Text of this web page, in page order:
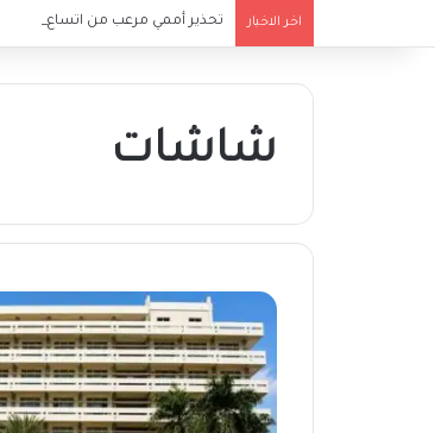
اخر الاخبار تحذير أممي مرعب من اتساع رقعة
شاشات